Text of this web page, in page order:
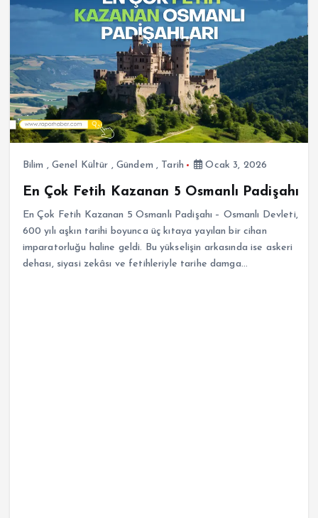
Bilim , Genel Kültür , Gündem , Tarih Ocak 3, 2026
En Çok Fetih Kazanan 5 Osmanlı Padişahı
En Çok Fetih Kazanan 5 Osmanlı Padişahı – Osmanlı Devleti,
600 yılı aşkın tarihi boyunca üç kıtaya yayılan bir cihan
imparatorluğu haline geldi. Bu yükselişin arkasında ise askeri
dehası, siyasi zekâsı ve fetihleriyle tarihe damga…